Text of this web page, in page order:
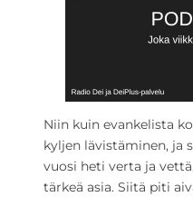
Niin kuin evankelista
kyljen lävistäminen, ja
vuosi heti verta ja
tärkeä asia. Siitä piti